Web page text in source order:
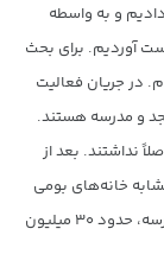
و به واسطه
آوردیم. برای بحث
در جریان فعالیت
و مدرسه هستند.
اصلاً نداشتند. بعد از
خانه‌های بومی
روستاییان بسازیم. برآورد هزینه ساخت هر مسجد و مدرسه، حدود ۳۰ میلیون